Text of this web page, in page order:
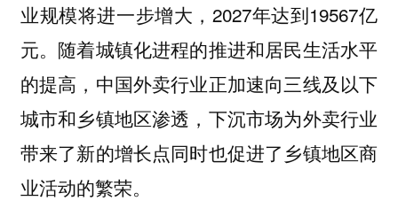
业规模将进一步增大，2027年达到19567亿
元。随着城镇化进程的推进和居民生活水平
的提高，中国外卖行业正加速向三线及以下
城市和乡镇地区渗透，下沉市场为外卖行业
带来了新的增长点同时也促进了乡镇地区商
业活动的繁荣。